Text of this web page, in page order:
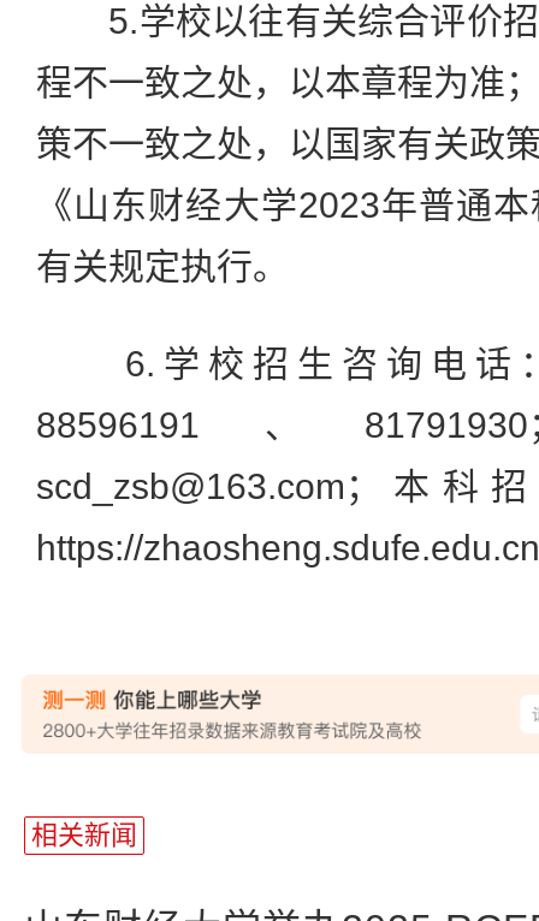
5.学校以往有关综合评价招
程不一致之处，以本章程为准
策不一致之处，以国家有关政
《山东财经大学2023年普通
有关规定执行。
6.学校招生咨询电话：
88596191、
scd_zsb@163.com；本
https://
相关新闻